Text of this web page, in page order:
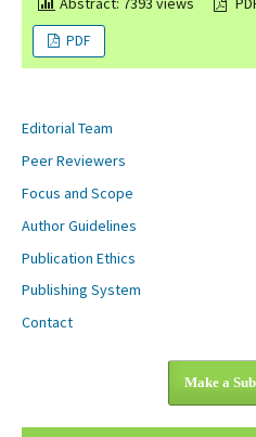
PDF
Editorial Team
Peer Reviewers
Focus and Scope
Author Guidelines
Publication Ethics
Publishing System
Contact
Make a